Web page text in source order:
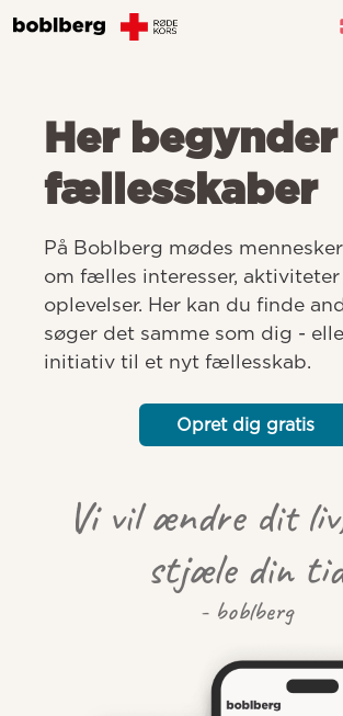
Her begynder
fællesskaber
På Boblberg mødes
om fælles interesser,
oplevelser. Her kan du finde
søger det samme som dig -
initiativ til et nyt fællesskab.
Opret dig gratis
Vi vil ændre dit
stjæle din
- boblberg